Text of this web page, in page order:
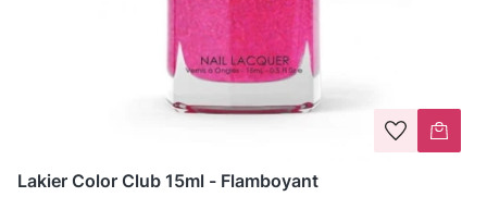
Lakier Color Club 15ml - Flamboyant